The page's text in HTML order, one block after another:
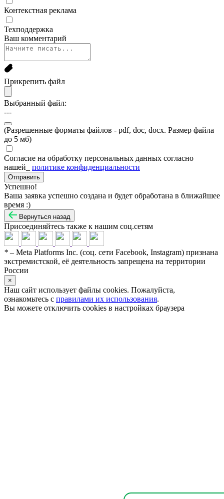
Контекстная реклама
Техподдержка
Ваш комментарий
Прикрепить файл
Выбранный файл:
---
(Разрешенные форматы файлов - pdf, doc, docx. Размер файла
до 5 мб)
Согласие на обработку персональных данных согласно
нашей_ политике конфиденциальности
Успешно!
Ваша заявка успешно создана и будет обработана в ближайшее
время :)
Вернуться назад
Присоединяйтесь также к нашим соц.сетям
* – Meta Platforms Inc. (соц. сети Facebook, Instagram) признана
экстремистской, её деятельность запрещена на территории
России
×
Наш сайт использует файлы cookies. Пожалуйста,
ознакомьтесь с правилами их использования.
Вы можете отключить cookies в настройках браузера